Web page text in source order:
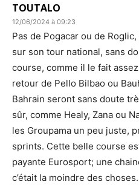
TOUTALO
12/06/2024 à 09:23
Pas de Pogacar ou de
sur son tour national, sans
course, comme il le fait
retour de Pello Bilbao ou
Bahrain seront sans doute
sûr, comme Healy, Zana ou
les Groupama un peu juste,
sprints. Cette belle course
payante Eurosport; une
c’était la moindre des choses.